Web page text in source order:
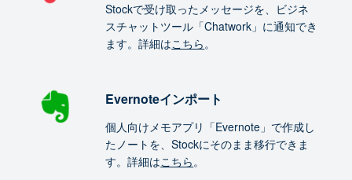
Stockで受け取ったメッセージを、ビジネ
スチャットツール「Chatwork」に通知でき
ます。詳細はこちら。
Evernoteインポート
個人向けメモアプリ「Evernote」で作成し
たノートを、Stockにそのまま移行できま
す。詳細はこちら。